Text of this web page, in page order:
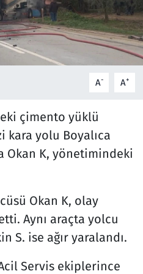
A- A+
çimento yüklü
kara yolu Boyalıca
Okan K, yönetimindeki
Okan K, olay
Aynı araçta yolcu
S. ise ağır yaralandı.
Servis ekiplerince